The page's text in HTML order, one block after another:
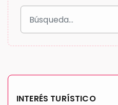
INTERÉS TURÍSTICO